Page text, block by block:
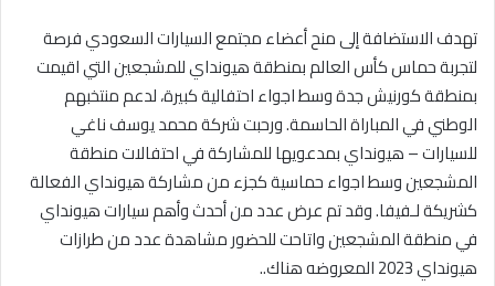
تهدف الاستضافة إلى منح أعضاء مجتمع السيارات السعودي فرصة
لتجربة حماس كأس العالم بمنطقة هيونداي للمشجعين التي اقيمت
بمنطقة كورنيش جدة وسط اجواء احتفالية كبيرة، لدعم منتخبهم
الوطني في المباراة الحاسمة. ورحبت شركة محمد يوسف ناغي
للسيارات – هيونداي بمدعويها للمشاركة في احتفالات منطقة
المشجعين وسط اجواء حماسية كجزء من مشاركة هيونداي الفعالة
كشريكة لـفيفا. وقد تم عرض عدد من أحدث وأهم سيارات هيونداي
في منطقة المشجعين واتاحت للحضور مشاهدة عدد من طرازات
هيونداي 2023 المعروضه هناك..